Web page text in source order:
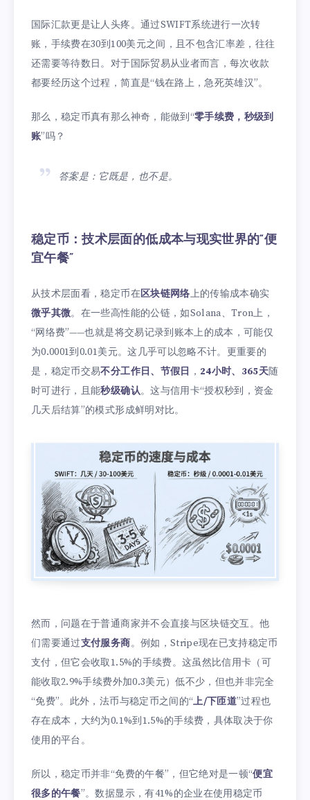
国际汇款更是让人头疼。通过SWIFT系统进行一次转
账，手续费在30到100美元之间，且不包含汇率差，往往
还需要等待数日。对于国际贸易从业者而言，每次收款
都要经历这个过程，简直是“钱在路上，急死英雄汉”。
那么，稳定币真有那么神奇，能做到“零手续费，秒级到
账”吗？
答案是：它既是，也不是。
稳定币：技术层面的低成本与现实世界的“便
宜午餐”
从技术层面看，稳定币在区块链网络上的传输成本确实
微乎其微。在一些高性能的公链，如Solana、Tron上，
“网络费”——也就是将交易记录到账本上的成本，可能仅
为0.0001到0.01美元。这几乎可以忽略不计。更重要的
是，稳定币交易不分工作日、节假日 ， 24小时、365天随
时可进行，且能秒级确认。这与信用卡“授权秒到，资金
几天后结算”的模式形成鲜明对比。
然而，问题在于普通商家并不会直接与区块链交互。他
们需要通过支付服务商。例如，Stripe现在已支持稳定币
支付，但它会收取1.5%的手续费。这虽然比信用卡（可
能收取2.9%手续费外加0.3美元）低不少，但也并非完全
“免费”。此外，法币与稳定币之间的“上/下匝道”过程也
存在成本，大约为0.1%到1.5%的手续费，具体取决于你
使用的平台。
所以，稳定币并非“免费的午餐”，但它绝对是一顿“便宜
很多的午餐”。数据显示，有41%的企业在使用稳定币